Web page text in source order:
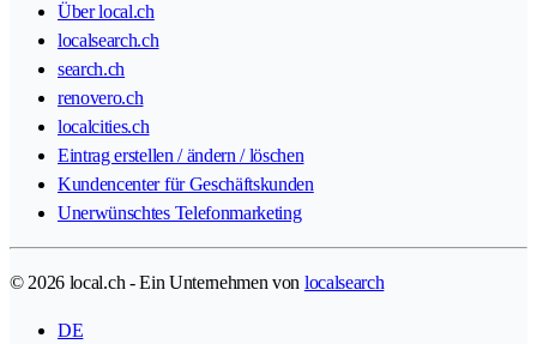
Über local.ch
localsearch.ch
search.ch
renovero.ch
localcities.ch
Eintrag erstellen / ändern / löschen
Kundencenter für Geschäftskunden
Unerwünschtes Telefonmarketing
© 2026 local.ch - Ein Unternehmen von localsearch
DE